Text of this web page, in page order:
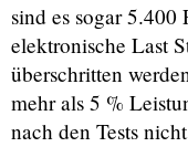
sind es sogar
elektronische Last
überschritten
mehr als 5 %
nach den Tests